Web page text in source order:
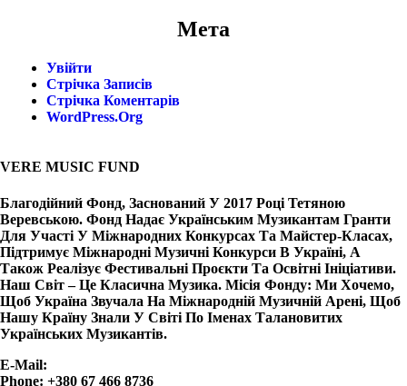
Мета
Увійти
Стрічка Записів
Стрічка Коментарів
WordPress.org
VERE MUSIC FUND
Благодійний Фонд, Заснований У 2017 Році Тетяною
Веревською. Фонд Надає Українським Музикантам Гранти
Для Участі У Міжнародних Конкурсах Та Майстер-Класах,
Підтримує Міжнародні Музичні Конкурси В Україні, А
Також Реалізує Фестивальні Проєкти Та Освітні Ініціативи.
Наш Світ – Це Класична Музика. Місія Фонду: Ми Хочемо,
Щоб Україна Звучала На Міжнародній Музичній Арені, Щоб
Нашу Країну Знали У Світі По Іменах Талановитих
Українських Музикантів.
E-Mail:
Phone: +380 67 466 8736